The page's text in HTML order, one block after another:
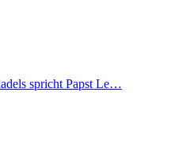
spricht Papst Le…